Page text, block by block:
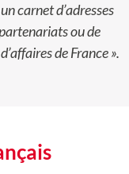
carnet d’adresses
ou de
de France ».